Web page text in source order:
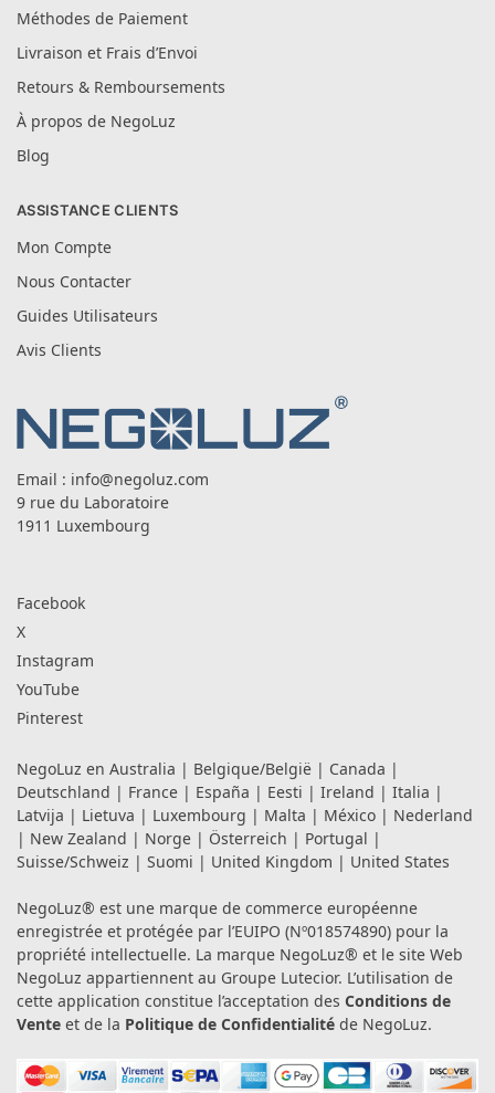
Méthodes de Paiement
Livraison et Frais d’Envoi
Retours & Remboursements
À propos de NegoLuz
Blog
ASSISTANCE CLIENTS
Mon Compte
Nous Contacter
Guides Utilisateurs
Avis Clients
Email : info@negoluz.com
9 rue du Laboratoire
1911 Luxembourg
Facebook
X
Instagram
YouTube
Pinterest
NegoLuz en Australia | Belgique/België | Canada |
Deutschland | France | España | Eesti | Ireland | Italia |
Latvija | Lietuva | Luxembourg | Malta | México | Nederland
| New Zealand | Norge | Österreich | Portugal |
Suisse/Schweiz | Suomi | United Kingdom | United States
NegoLuz® est une marque de commerce européenne
enregistrée et protégée par l’EUIPO (Nº018574890) pour la
propriété intellectuelle. La marque NegoLuz® et le site Web
NegoLuz appartiennent au Groupe Lutecior. L’utilisation de
cette application constitue l’acceptation des Conditions de
Vente et de la Politique de Confidentialité de NegoLuz.